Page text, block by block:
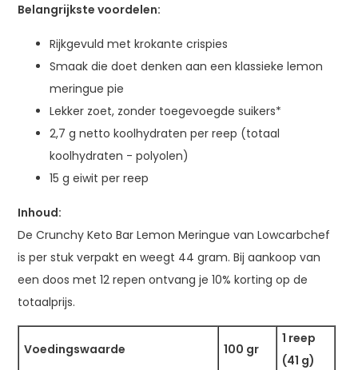
Belangrijkste voordelen:
Rijkgevuld met krokante crispies
Smaak die doet denken aan een klassieke lemon
meringue pie
Lekker zoet, zonder toegevoegde suikers*
2,7 g netto koolhydraten per reep (totaal
koolhydraten - polyolen)
15 g eiwit per reep
Inhoud:
De Crunchy Keto Bar Lemon Meringue van Lowcarbchef
is per stuk verpakt en weegt 44 gram. Bij aankoop van
een doos met 12 repen ontvang je 10% korting op de
totaalprijs.
Voedingswaarde 100 gr
1 reep
(41 g)